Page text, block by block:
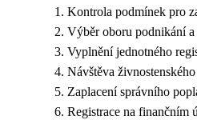
Kontrola podmínek pro
Výběr oboru podnikání
Vyplnění jednotného
Návštěva
Zaplacení správního
Registrace na finančním